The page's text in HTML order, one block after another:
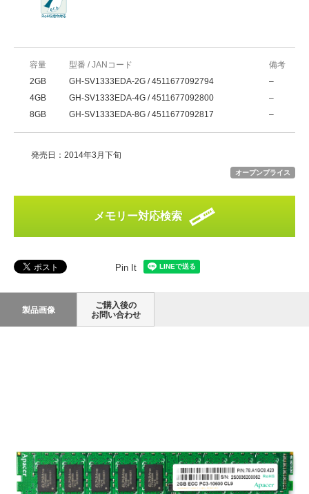
容量 型番 / JANコード
備考
2GB
GH-SV1333EDA-2G / 4511677092794
–
4GB
GH-SV1333EDA-4G / 4511677092800
–
8GB
GH-SV1333EDA-8G / 4511677092817 –
発売日：2014年3月下旬
オープンプライス
メモリー対応検索
Pin It
製品画像
ご購入後の
お問い合わせ